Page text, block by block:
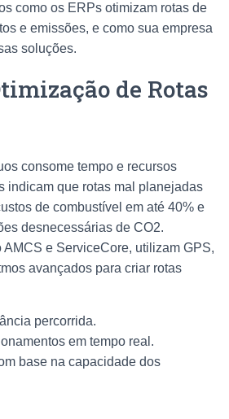
como os ERPs otimizam rotas de
e emissões, e como sua empresa
soluções.
de Rotas
consome tempo e recursos
indicam que rotas mal planejadas
de combustível em até 40% e
desnecessárias de CO2.
AMCS e ServiceCore, utilizam GPS,
avançados para criar rotas
percorrida.
em tempo real.
base na capacidade dos